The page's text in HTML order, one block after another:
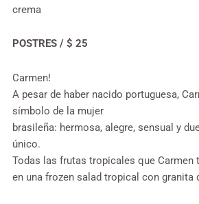
crema
POSTRES / $ 25
Carmen!
A pesar de haber nacido portuguesa,
símbolo de la mujer
brasileña: hermosa, alegre, sensual y
único.
Todas las frutas tropicales que Carmen
en una frozen salad tropical con granita